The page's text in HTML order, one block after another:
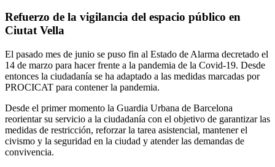
Refuerzo de la vigilancia del espacio público en
Ciutat Vella
El pasado mes de junio se puso fin al Estado de Alarma decretado el
14 de marzo para hacer frente a la pandemia de la Covid-19. Desde
entonces la ciudadanía se ha adaptado a las medidas marcadas por
PROCICAT para contener la pandemia.
Desde el primer momento la Guardia Urbana de Barcelona
reorientar su servicio a la ciudadanía con el objetivo de garantizar las
medidas de restricción, reforzar la tarea asistencial, mantener el
civismo y la seguridad en la ciudad y atender las demandas de
convivencia.